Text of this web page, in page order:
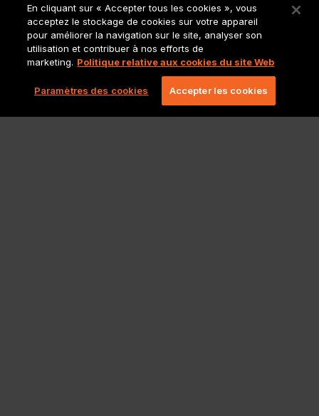
Allons au-delà du jeux
vidéo. Découvrez tous les
services que nous
proposons.
Site principal de
En cliquant sur « Accepter tous les cookies », vous
acceptez le stockage de cookies sur votre appareil
pour améliorer la navigation sur le site, analyser son
utilisation et contribuer à nos efforts de
marketing. Politique relative aux cookies du site Web
Paramètres des cookies Accepter les cookies